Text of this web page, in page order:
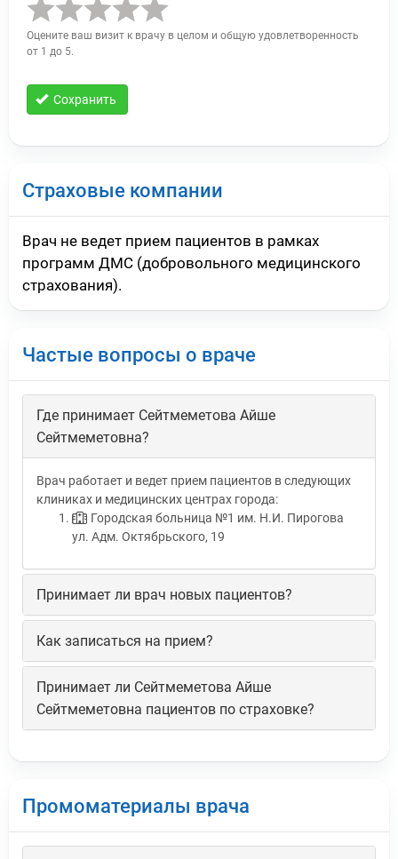
Оцените ваш визит к врачу в целом и общую удовлетворенность
от 1 до 5.
Сохранить
Страховые компании
Врач не ведет прием пациентов в рамках
программ ДМС (добровольного медицинского
страхования).
Частые вопросы о враче
Где принимает Сейтмеметова Айше
Сейтмеметовна?
Врач работает и ведет прием пациентов в следующих
клиниках и медицинских центрах города:
Городская больница №1 им. Н.И. Пирогова
ул. Адм. Октябрьского, 19
Принимает ли врач новых пациентов?
Как записаться на прием?
Принимает ли Сейтмеметова Айше
Сейтмеметовна пациентов по страховке?
Промоматериалы врача